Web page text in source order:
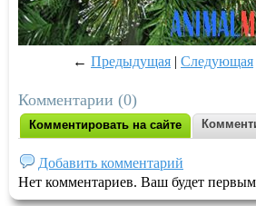
← Предыдущая | Следующая
Комментарии (0)
Комментировать на сайте
Добавить комментарий
Нет комментариев. Ваш будет